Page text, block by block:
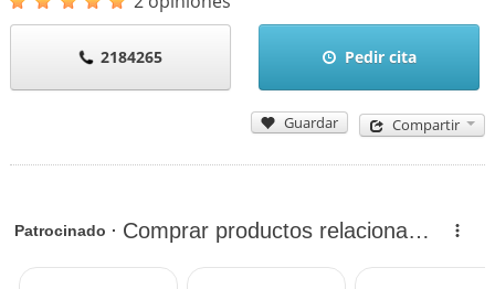
2184265 Pedir cita
Guardar Compartir